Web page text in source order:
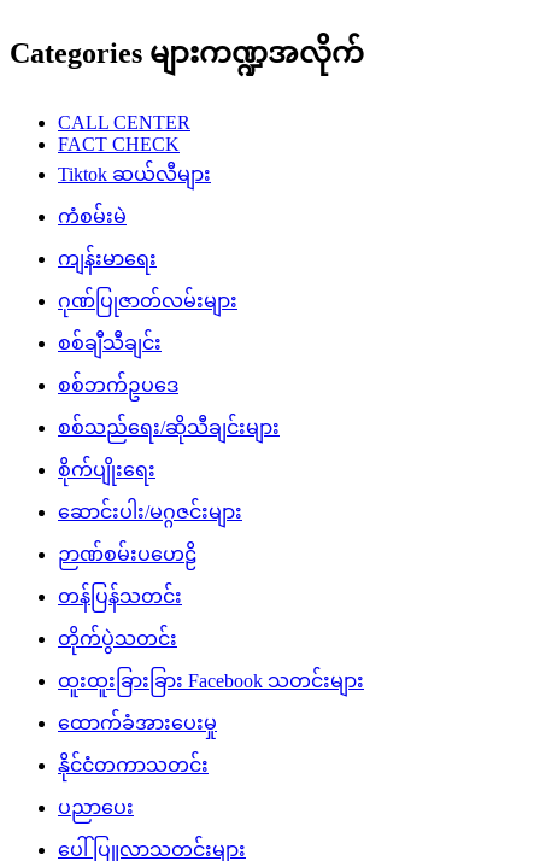
Categories များကဏ္ဍအလိုက်
CALL CENTER
FACT CHECK
Tiktok ဆယ်လီများ
ကံစမ်းမဲ
ကျန်းမာရေး
ဂုဏ်ပြုဇာတ်လမ်းများ
စစ်ချီသီချင်း
စစ်ဘက်ဥပဒေ
စစ်သည်ရေး/ဆိုသီချင်းများ
စိုက်ပျိုးရေး
ဆောင်းပါး/မဂ္ဂဇင်းများ
ဉာဏ်စမ်းပဟေဠိ
တန်ပြန်သတင်း
တိုက်ပွဲသတင်း
ထူးထူးခြားခြား Facebook သတင်းများ
ထောက်ခံအားပေးမှု
နိုင်ငံတကာသတင်း
ပညာပေး
ပေါ်ပြူလာသတင်းများ